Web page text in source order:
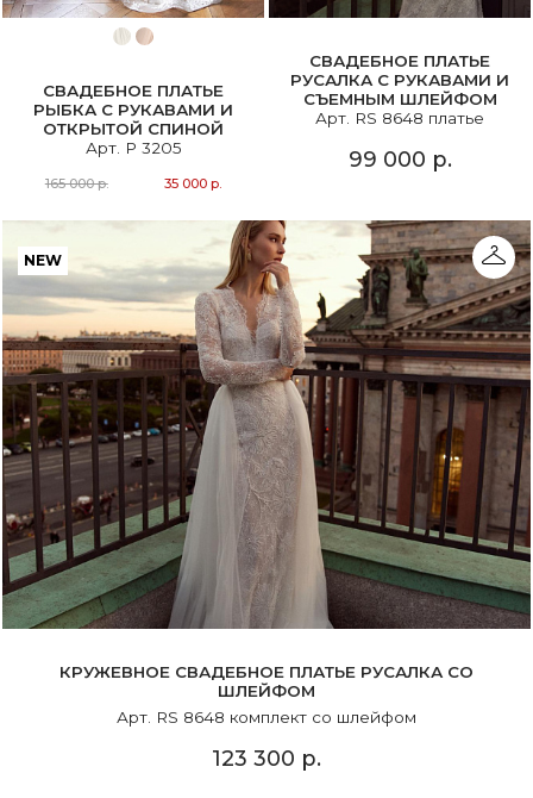
СВАДЕБНОЕ ПЛАТЬЕ
РЫБКА С РУКАВАМИ И
ОТКРЫТОЙ СПИНОЙ
Арт. P 3205
165 000 р. 35 000 р.
СВАДЕБНОЕ ПЛАТЬЕ
РУСАЛКА С РУКАВАМИ И
СЪЕМНЫМ ШЛЕЙФОМ
Арт. RS 8648 платье
99 000 р.
NEW
КРУЖЕВНОЕ СВАДЕБНОЕ ПЛАТЬЕ РУСАЛКА СО
ШЛЕЙФОМ
Арт. RS 8648 комплект со шлейфом
123 300 р.